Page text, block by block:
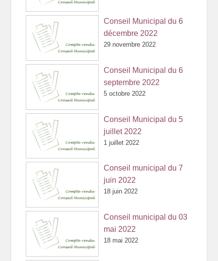
Conseil Municipal du 6
décembre 2022
29 novembre 2022
Conseil Municipal du 6
septembre 2022
5 octobre 2022
Conseil Municipal du 5
juillet 2022
1 juillet 2022
Conseil municipal du 7
juin 2022
18 juin 2022
Conseil municipal du 03
mai 2022
18 mai 2022